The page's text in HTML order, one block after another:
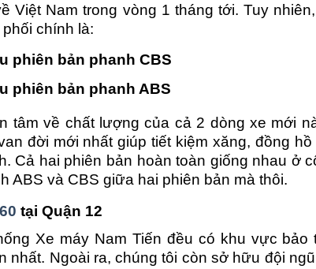
Việt Nam trong vòng 1 tháng tới. Tuy
chính là:
phiên bản phanh CBS
phiên bản phanh ABS
tâm về chất lượng của cả 2 dòng xe mới
đời mới nhất giúp tiết kiệm xăng, đồng
Cả hai phiên bản hoàn toàn giống nhau ở
ABS và CBS giữa hai phiên bản mà thôi.
tại Quận 12
Xe máy Nam Tiến đều có khu vực bảo
nhất. Ngoài ra, chúng tôi còn sở hữu đội